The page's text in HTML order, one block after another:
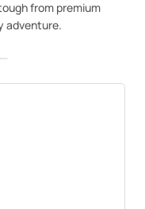
from premium
adventure.